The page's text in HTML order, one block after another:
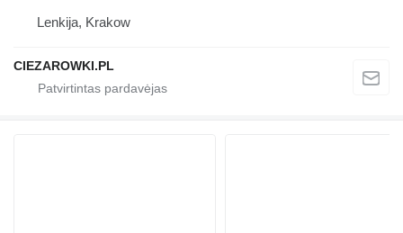
Lenkija, Krakow
CIEZAROWKI.PL